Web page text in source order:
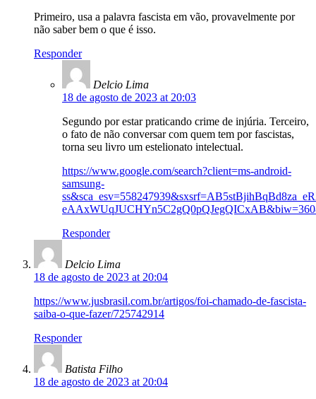
Primeiro, usa a palavra fascista em vão, provavelmente por
não saber bem o que é isso.
Responder
Delcio Lima
18 de agosto de 2023 at 20:03
Segundo por estar praticando crime de injúria. Terceiro,
o fato de não conversar com quem tem por fascistas,
torna seu livro um estelionato intelectual.
https://www.google.com/search?client=ms-android-
samsung-
Responder
Delcio Lima
18 de agosto de 2023 at 20:04
https://www.jusbrasil.com.br/artigos/foi-chamado-de-fascista-
saiba-o-que-fazer/725742914
Responder
Batista Filho
18 de agosto de 2023 at 20:04